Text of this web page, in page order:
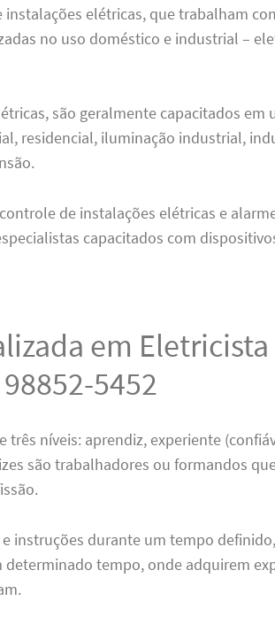
elétricas, que trabalham
no uso doméstico e industrial –
são geralmente capacitados em
residencial, iluminação industrial,
de instalações elétricas e
capacitados com
em Eletricista
5452
três níveis: aprendiz, experiente
são trabalhadores ou formandos
instruções durante um tempo
tempo, onde adquirem